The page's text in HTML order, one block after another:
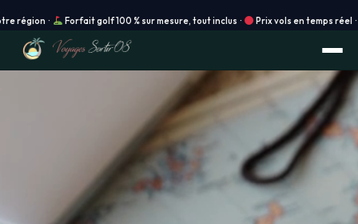
· Forfait golf 100 % sur mesure, tout inclus · Prix vols en temps réel ·